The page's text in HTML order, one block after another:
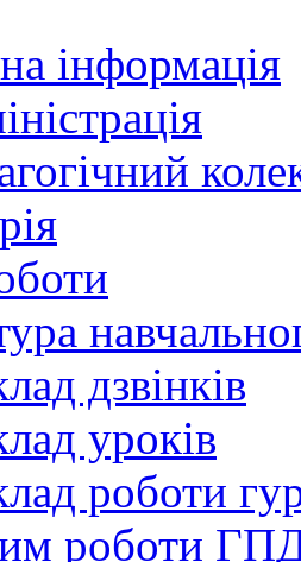
інформація
дзвінків
уроків
роботи
роботи